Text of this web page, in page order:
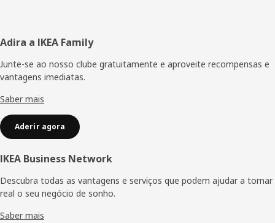
Rodapé
Adira a IKEA Family
Junte-se ao nosso clube gratuitamente e aproveite recompensas e
vantagens imediatas.
Saber mais
Aderir agora
IKEA Business Network
Descubra todas as vantagens e serviços que podem ajudar a tornar
real o seu negócio de sonho.
Saber mais